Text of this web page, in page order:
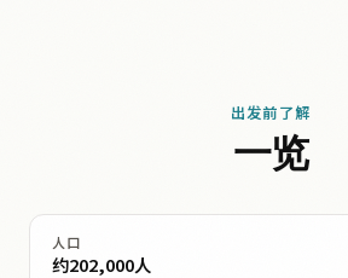
出发前了解
一览
人口
约202,000人